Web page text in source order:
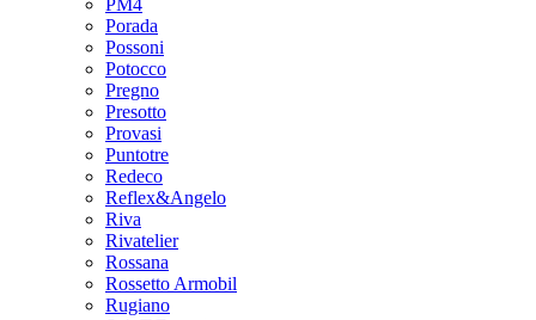
PM4
Porada
Possoni
Potocco
Pregno
Presotto
Provasi
Puntotre
Redeco
Reflex&Angelo
Riva
Rivatelier
Rossana
Rossetto Armobil
Rugiano